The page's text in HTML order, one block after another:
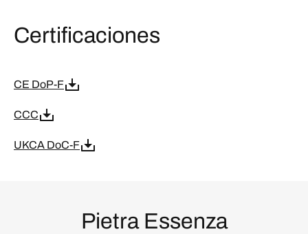
Certificaciones
CE DoP-F
CCC
UKCA DoC-F
Pietra Essenza